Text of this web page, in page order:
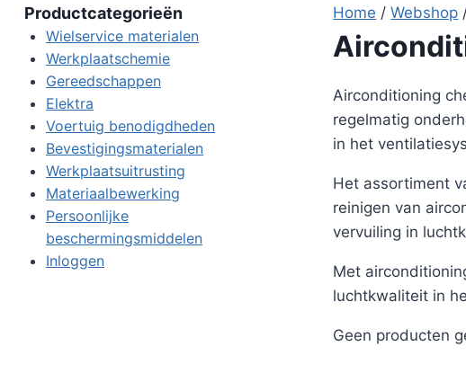
Home / Webshop
Airconditioning
regelmatig
in het
Het assortiment
reinigen van
vervuiling in
Met
luchtkwaliteit in
Geen producten
Productcategorieën
Wielservice materialen
Werkplaatschemie
Gereedschappen
Elektra
Voertuig benodigdheden
Bevestigingsmaterialen
Werkplaatsuitrusting
Materiaalbewerking
Persoonlijke
beschermingsmiddelen
Inloggen